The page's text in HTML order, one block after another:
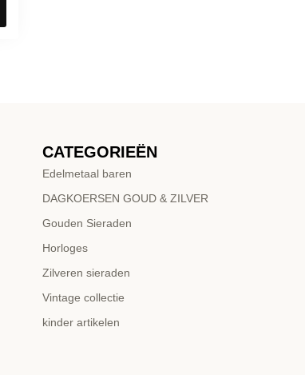
CATEGORIEËN
Edelmetaal baren
DAGKOERSEN GOUD & ZILVER
Gouden Sieraden
Horloges
Zilveren sieraden
Vintage collectie
kinder artikelen